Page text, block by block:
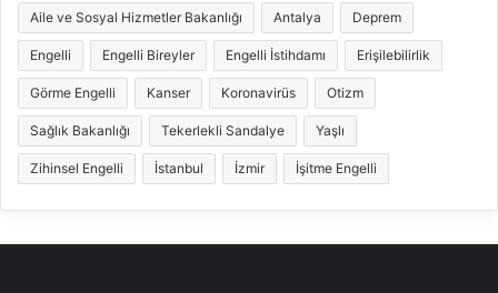
Aile ve Sosyal Hizmetler Bakanlığı Antalya Deprem
Engelli Engelli Bireyler Engelli İstihdamı Erişilebilirlik
Görme Engelli Kanser Koronavirüs Otizm
Sağlık Bakanlığı Tekerlekli Sandalye Yaşlı
Zihinsel Engelli İstanbul İzmir İşitme Engelli